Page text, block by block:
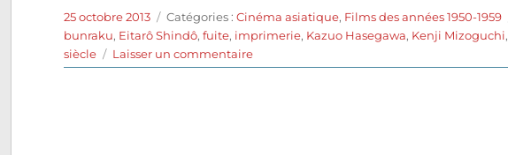
Publié
le
25 octobre 2013 Catégories
Catégories :Cinéma asiatique, Films des années 1950-1959
bunraku, Eitarô Shindô,fuite, imprimerie, Kazuo Hasegawa, Kenji Mizoguchi,
siècle
Laisser un commentairesur
Les